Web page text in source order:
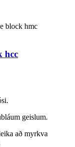
hcc
geislum.
að myrkva